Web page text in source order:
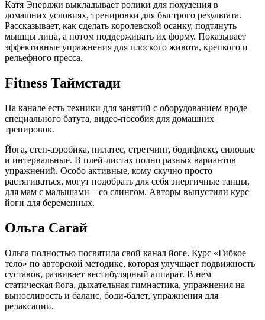
Катя Энерджи выкладывает ролики для похудения в
домашних условиях, тренировки для быстрого результата.
Рассказывает, как сделать королевской осанку, подтянуть
мышцы лица, а потом поддерживать их форму. Показывает
эффективные упражнения для плоского живота, крепкого и
рельефного пресса.
Fitness Таймстади
На канале есть техники для занятий с оборудованием вроде
специального батута, видео-пособия для домашних
тренировок.
Йога, степ-аэробика, пилатес, стретчинг, бодифлекс, силовые
и интервальные. В плей-листах полно разных вариантов
упражнений. Особо активные, кому скучно просто
растягиваться, могут подобрать для себя энергичные танцы,
для мам с малышами – со слингом. Авторы выпустили курс
йоги для беременных.
Ольга Сагай
Ольга полностью посвятила свой канал йоге. Курс «Гибкое
тело» по авторской методике, которая улучшает подвижность
суставов, развивает вестибулярный аппарат. В нем
статическая йога, дыхательная гимнастика, упражнения на
выносливость и баланс, боди-балет, упражнения для
релаксации.